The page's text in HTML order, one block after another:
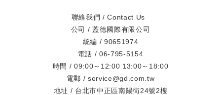
聯絡我們 / Contact Us
公司 / 蓋德國際有限公司
統編 / 90651974
電話 / 06-795-5154
時間 / 09:00～12:00 13:00～18:00
電郵 / service@gd.com.tw
地址 / 台北市中正區南陽街24號2樓